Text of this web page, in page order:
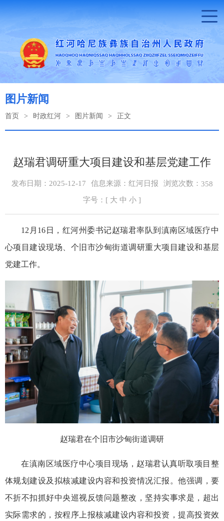
图片新闻
首页 > 时政红河 > 图片新闻 > 正文
赵瑞君调研重大项目建设和基层党建工作
发布日期：2025-12-17 信息来源：红河日报 浏览次数： 358
字号：[ 大 中 小 ]
12月16日，红河州委书记赵瑞君率队到滇南区域医疗中
心项目建设现场、个旧市沙甸街道调研重大项目建设和基层
党建工作。
赵瑞君在个旧市沙甸街道调研
在滇南区域医疗中心项目现场，赵瑞君认真听取项目整
体规划建设及拟核减建设内容和投资情况汇报。他强调，要
不折不扣抓好中央巡视反馈问题整改，坚持实事求是，超出
实际需求的，按程序上报核减建设内容和投资，提高投资效